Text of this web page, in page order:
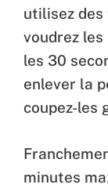
utilisez
voudrez
les 30
enlever la
coupez-les
minutes